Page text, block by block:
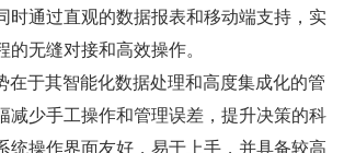
时通过直观的数据报表和移动端支持，实
无缝对接和高效操作。
在于其智能化数据处理和高度集成化的管
减少手工操作和管理误差，提升决策的科
统操作界面友好，易于上手，并具备较高